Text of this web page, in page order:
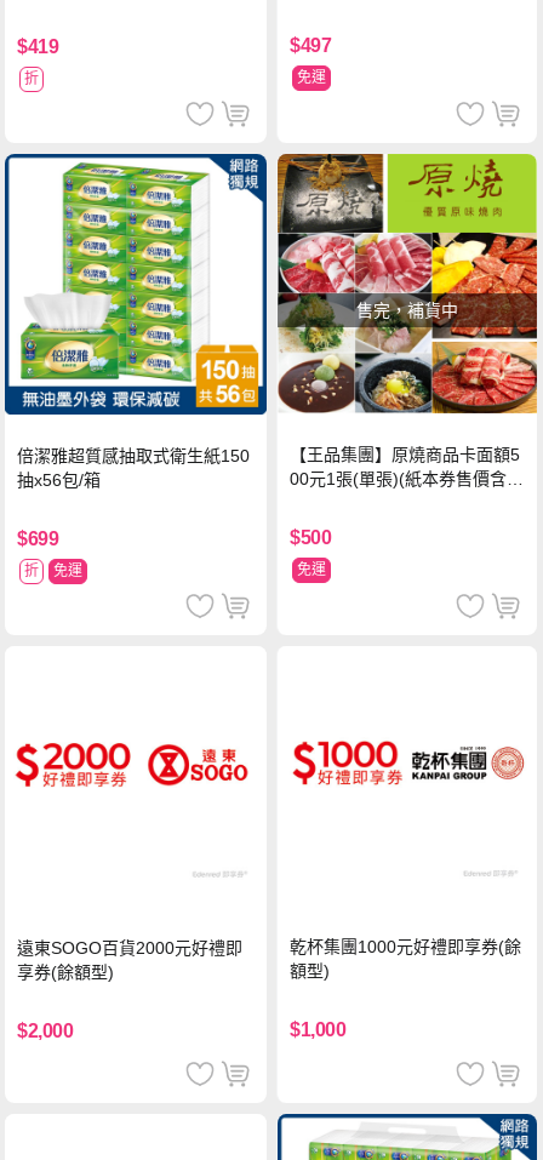
$419
折
$497
免運
倍潔雅超質感抽取式衛生紙150
抽x56包/箱
$699
折 免運
售完，補貨中
【王品集團】原燒商品卡面額5
00元1張(單張)(紙本券售價含平
$500
免運
遠東SOGO百貨2000元好禮即
享券(餘額型)
$2,000
乾杯集團1000元好禮即享券(餘
額型)
$1,000